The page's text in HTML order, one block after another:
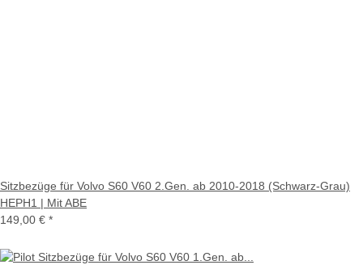
Sitzbezüge für Volvo S60 V60 2.Gen. ab 2010-2018 (Schwarz-Grau)
HEPH1 | Mit ABE
149,00 € *